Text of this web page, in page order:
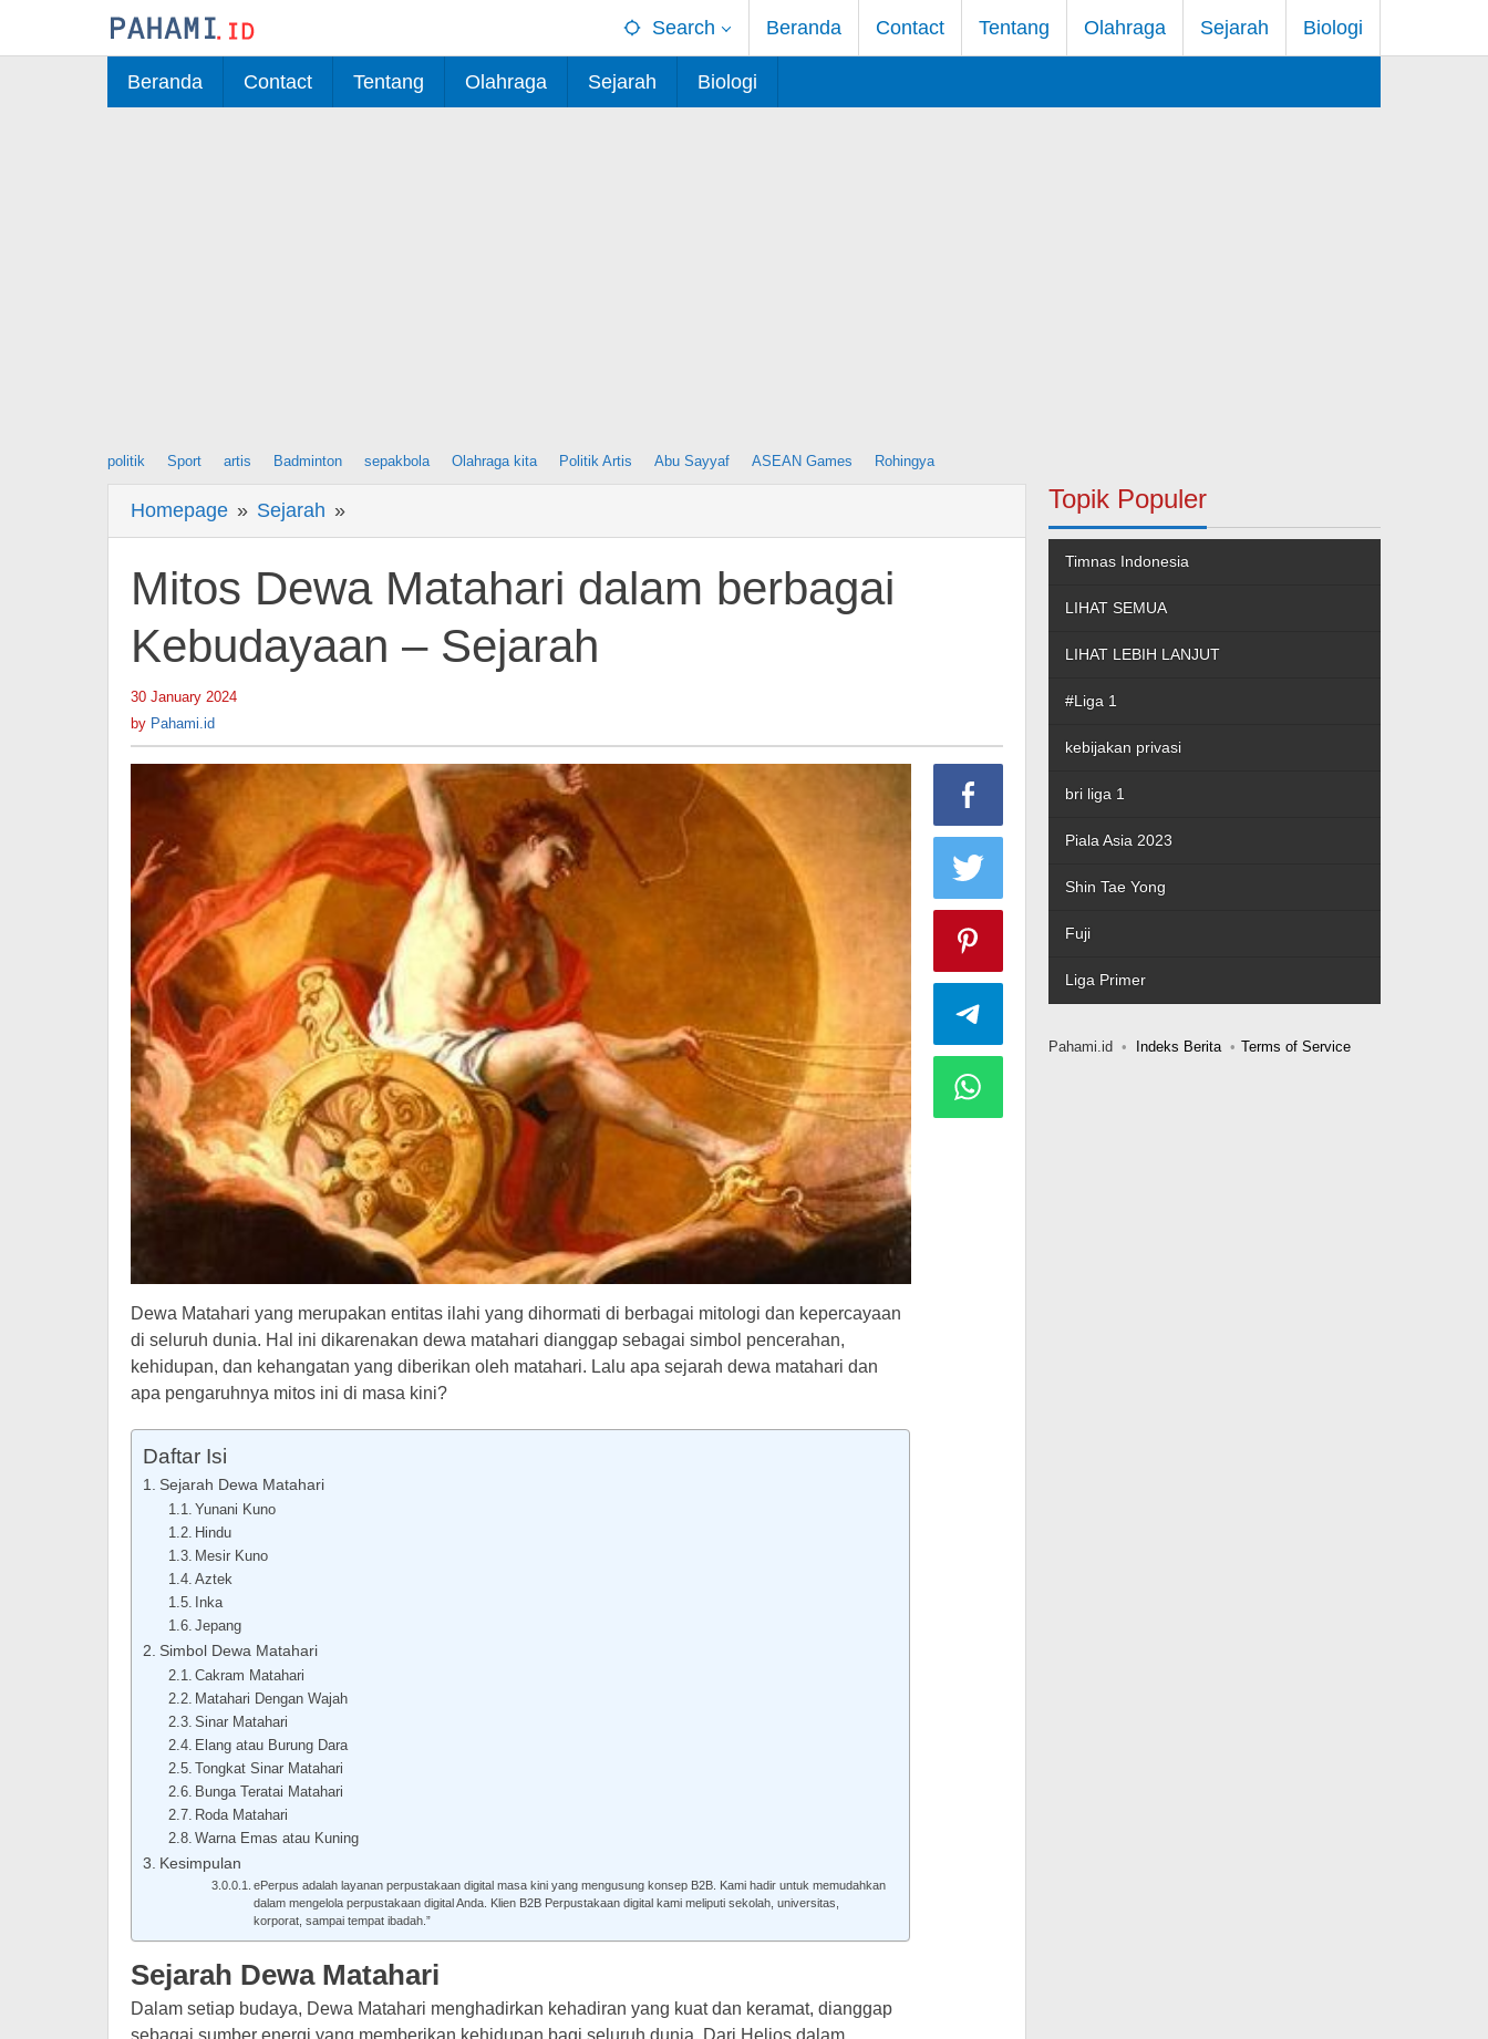
Search Beranda Contact Tentang Olahraga Sejarah Biologi
Beranda Contact Tentang Olahraga Sejarah Biologi
politik Sport artis Badminton sepakbola Olahraga kita Politik Artis Abu Sayyaf ASEAN Games Rohingya
Homepage » Sejarah »
Dewa
Matahari
dalam
Kebudayaan
Mitos Dewa Matahari dalam berbagai
Kebudayaan – Sejarah
30 January 2024
by Pahami.id
Dewa Matahari yang merupakan entitas ilahi yang dihormati di berbagai mitologi dan kepercayaan
di seluruh dunia. Hal ini dikarenakan dewa matahari dianggap sebagai simbol pencerahan,
kehidupan, dan kehangatan yang diberikan oleh matahari. Lalu apa sejarah dewa matahari dan
apa pengaruhnya mitos ini di masa kini?
Daftar Isi
Sejarah Dewa Matahari
Yunani Kuno
Hindu
Mesir Kuno
Aztek
Inka
Jepang
Simbol Dewa Matahari
Cakram Matahari
Matahari Dengan Wajah
Sinar Matahari
Elang atau Burung Dara
Tongkat Sinar Matahari
Bunga Teratai Matahari
Roda Matahari
Warna Emas atau Kuning
Kesimpulan
ePerpus adalah layanan perpustakaan digital masa kini yang mengusung konsep B2B. Kami hadir untuk memudahkan
dalam mengelola perpustakaan digital Anda. Klien B2B Perpustakaan digital kami meliputi sekolah, universitas,
korporat, sampai tempat ibadah.”
Sejarah Dewa Matahari
Dalam setiap budaya, Dewa Matahari menghadirkan kehadiran yang kuat dan keramat, dianggap
sebagai sumber energi yang memberikan kehidupan bagi seluruh dunia. Dari Helios dalam
Topik Populer
Timnas Indonesia
LIHAT SEMUA
LIHAT LEBIH LANJUT
#Liga 1
kebijakan privasi
bri liga 1
Piala Asia 2023
Shin Tae Yong
Fuji
Liga Primer
Pahami.id Indeks Berita Terms of Service